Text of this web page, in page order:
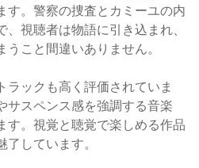
す。警察の捜査とカミーユの内
視聴者は物語に引き込まれ、
こと間違いありません。
ラックも高く評価されていま
サスペンス感を強調する音楽
す。視覚と聴覚で楽しめる作品
しています。